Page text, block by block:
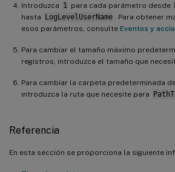
Introduzca 1 para cada parámetro desde
hasta LogLevelUserName
. Para obtener
esos parámetros, consulte Eventos y
Para cambiar el tamaño máximo
registros, introduzca el tamaño que
Para cambiar la carpeta predeterminada
introduzca la ruta que necesite para
Referencia
En esta sección se proporciona la siguiente